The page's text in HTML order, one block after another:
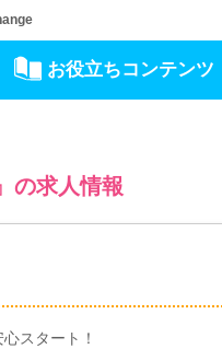
お役立ちコンテンツ
の求人情報
スタート！